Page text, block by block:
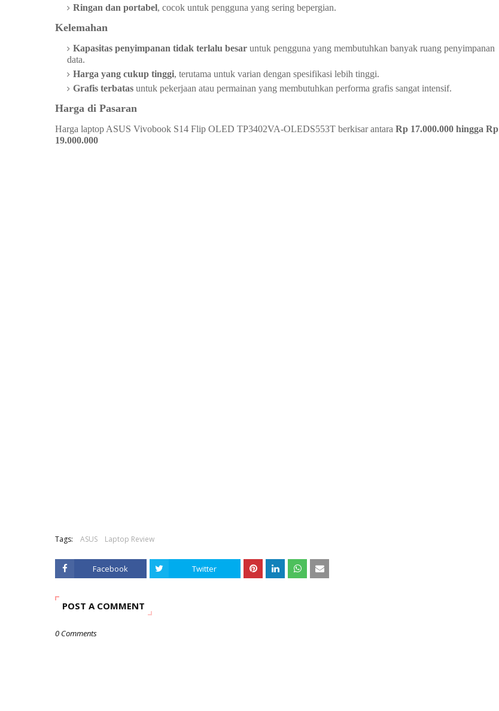
Ringan dan portabel, cocok untuk pengguna yang sering bepergian.
Kelemahan
Kapasitas penyimpanan tidak terlalu besar untuk pengguna yang membutuhkan banyak ruang penyimpanan
data.
Harga yang cukup tinggi, terutama untuk varian dengan spesifikasi lebih tinggi.
Grafis terbatas untuk pekerjaan atau permainan yang membutuhkan performa grafis sangat intensif.
Harga di Pasaran
Harga laptop ASUS Vivobook S14 Flip OLED TP3402VA-OLEDS553T berkisar antara Rp 17.000.000 hingga Rp
19.000.000
Tags: ASUS Laptop Review
Facebook Twitter
POST A COMMENT
0 Comments